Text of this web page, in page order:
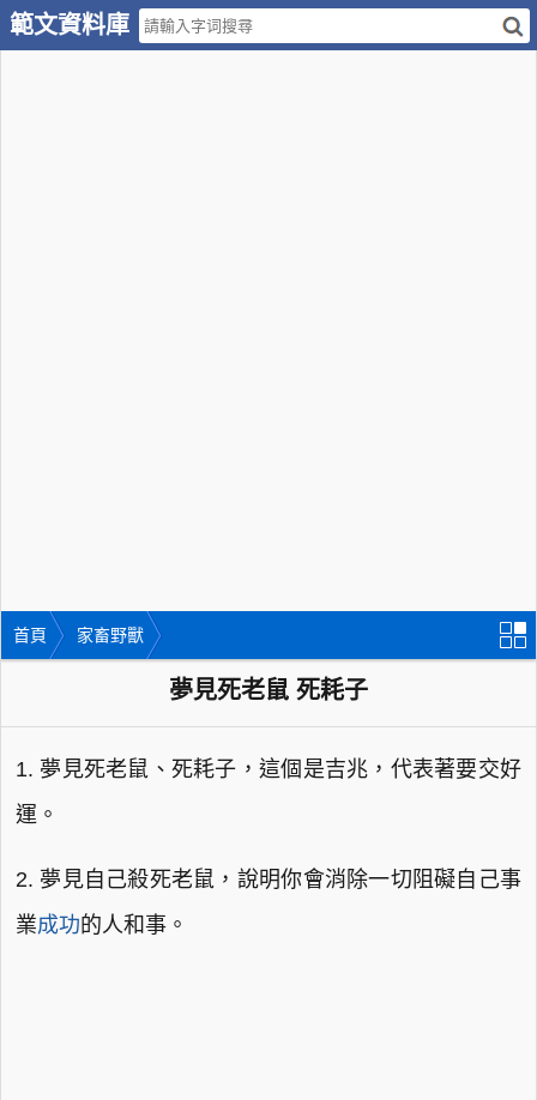
範文資料庫
首頁 家畜野獸
夢見死老鼠 死耗子
1. 夢見死老鼠、死耗子，這個是吉兆，代表著要交好
運。
2. 夢見自己殺死老鼠，說明你會消除一切阻礙自己事
業成功的人和事。